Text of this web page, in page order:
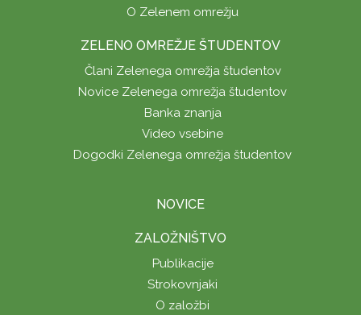
O Zelenem omrežju
ZELENO OMREŽJE ŠTUDENTOV
Člani Zelenega omrežja študentov
Novice Zelenega omrežja študentov
Banka znanja
Video vsebine
Dogodki Zelenega omrežja študentov
NOVICE
ZALOŽNIŠTVO
Publikacije
Strokovnjaki
O založbi